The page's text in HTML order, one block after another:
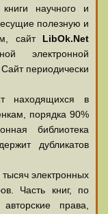
научного и
полезную и
сайт LibOk.Net
электронной
периодически
находящихся в
порядка 90%
библиотека
дубликатов
электронных
Часть книг, по
права,